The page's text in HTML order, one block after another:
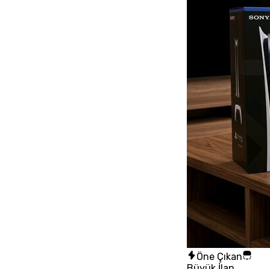
Öne Çıkan